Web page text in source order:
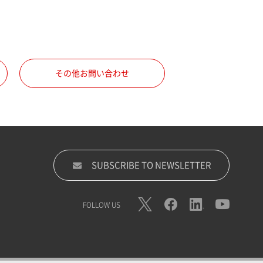
その他お問い合わせ
SUBSCRIBE TO NEWSLETTER
FOLLOW US